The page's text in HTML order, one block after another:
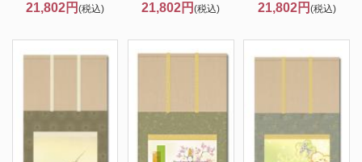
21,802円(税込) 21,802円(税込) 21,802円 (税込)